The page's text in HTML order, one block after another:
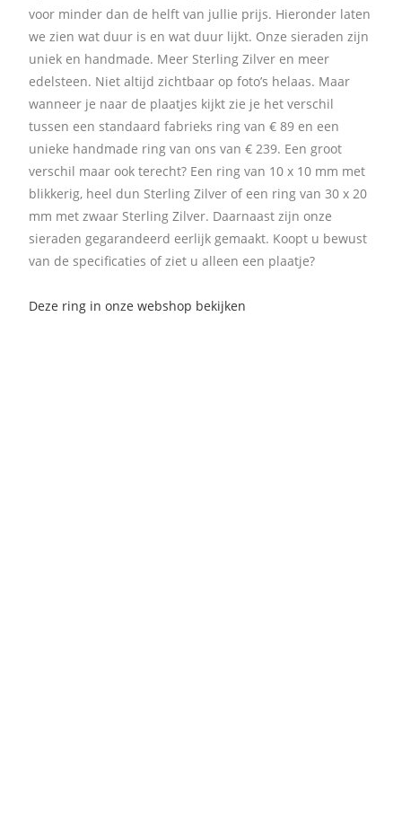
voor minder dan de helft van jullie prijs. Hieronder laten
we zien wat duur is en wat duur lijkt. Onze sieraden zijn
uniek en handmade. Meer Sterling Zilver en meer
edelsteen. Niet altijd zichtbaar op foto’s helaas. Maar
wanneer je naar de plaatjes kijkt zie je het verschil
tussen een standaard fabrieks ring van € 89 en een
unieke handmade ring van ons van € 239. Een groot
verschil maar ook terecht? Een ring van 10 x 10 mm met
blikkerig, heel dun Sterling Zilver of een ring van 30 x 20
mm met zwaar Sterling Zilver. Daarnaast zijn onze
sieraden gegarandeerd eerlijk gemaakt. Koopt u bewust
van de specificaties of ziet u alleen een plaatje?
Deze ring in onze webshop bekijken